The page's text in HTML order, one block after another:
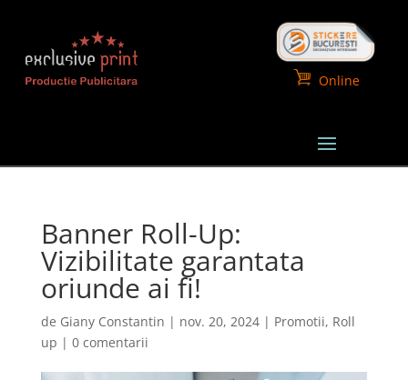
Online
Banner Roll-Up:
Vizibilitate garantata
oriunde ai fi!
de Giany Constantin | nov. 20, 2024| Promotii, Roll
up | 0 comentarii